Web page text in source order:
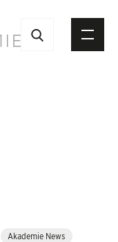
Akademie News